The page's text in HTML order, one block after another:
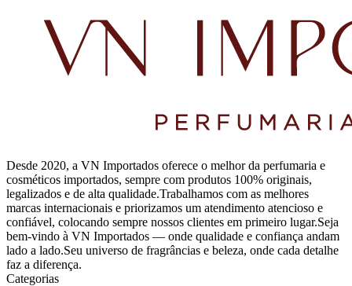
Desde 2020, a VN Importados oferece o melhor da perfumaria e
cosméticos importados, sempre com produtos 100% originais,
legalizados e de alta qualidade.Trabalhamos com as melhores
marcas internacionais e priorizamos um atendimento atencioso e
confiável, colocando sempre nossos clientes em primeiro lugar.Seja
bem-vindo à VN Importados — onde qualidade e confiança andam
lado a lado.Seu universo de fragrâncias e beleza, onde cada detalhe
faz a diferença.
Categorias